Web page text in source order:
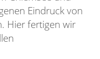
Eindruck von
Hier fertigen wir